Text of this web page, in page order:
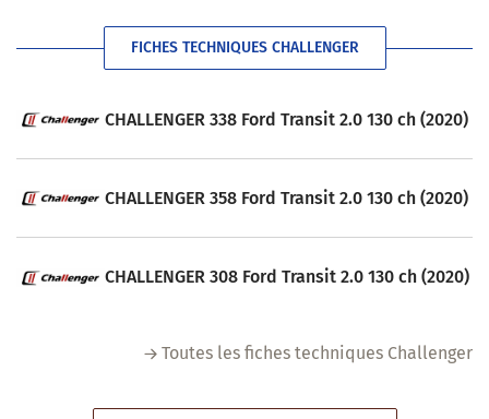
FICHES TECHNIQUES CHALLENGER
CHALLENGER 338 Ford Transit 2.0 130 ch (2020)
CHALLENGER 358 Ford Transit 2.0 130 ch (2020)
CHALLENGER 308 Ford Transit 2.0 130 ch (2020)
Toutes les fiches techniques Challenger